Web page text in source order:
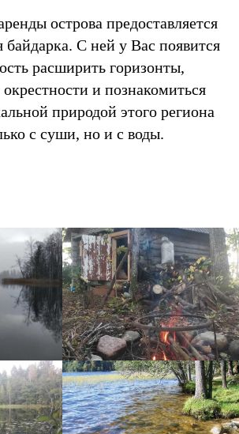
острова предоставляется
байдарка. С ней у Вас появится
расширить горизонты,
окрестности и познакомиться
природой этого региона
с суши, но и с воды.